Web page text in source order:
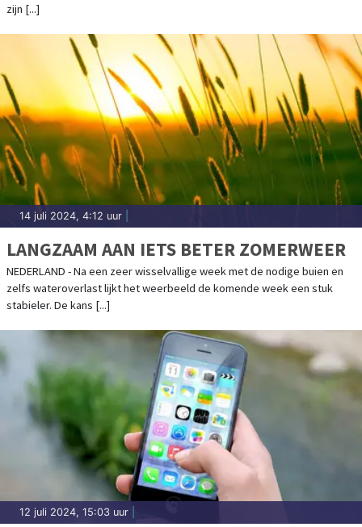
zijn [...]
14 juli 2024, 4:12 uur
LANGZAAM AAN IETS BETER ZOMERWEER
NEDERLAND - Na een zeer wisselvallige week met de nodige buien en
zelfs wateroverlast lijkt het weerbeeld de komende week een stuk
stabieler. De kans [...]
12 juli 2024, 15:03 uur